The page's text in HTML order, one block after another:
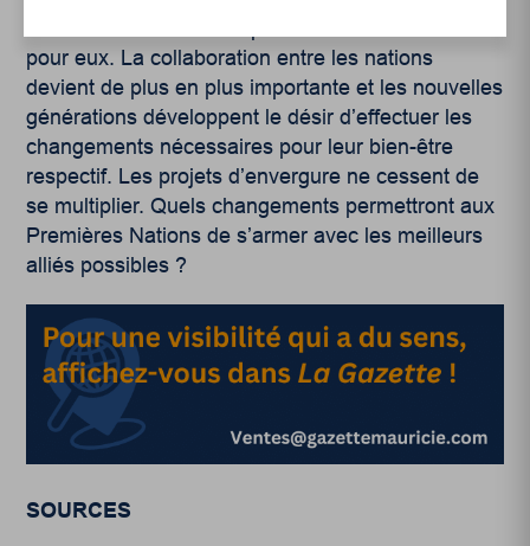
pour eux. La collaboration entre les nations
devient de plus en plus importante et les nouvelles
générations développent le désir d’effectuer les
changements nécessaires pour leur bien-être
respectif. Les projets d’envergure ne cessent de
se multiplier. Quels changements permettront aux
Premières Nations de s’armer avec les meilleurs
alliés possibles ?
SOURCES